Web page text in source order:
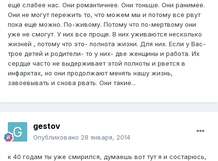
ещё слабее нас. Они романтичнее. Они тоньше. Они ранимее.
Они не могут пережить то, что можем мы и потому все рвут
пока ещё можно. По-живому. Потому что по-мертвому они
уже не смогут. У них все проще. В них уживаются несколько
жизней , потому что это- полнота жизни. Для них. Если у Вас-
трое детей и родители- то у них- две женщины и работа. Их
сердце часто не выдерживает этой полноты и рвется в
инфарктах, но они продолжают менять нашу жизнь,
завоевывать и снова рвать. Они такие...
gestov
Опубликовано 28 января, 2014
к 40 годам ты уже смирился, думаешь вот тут я и состарюсь,